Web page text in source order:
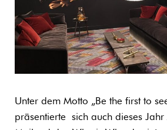
Unter dem Motto „Be the first to
präsentierte sich auch dieses